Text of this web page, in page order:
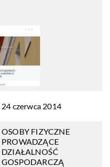
24 czerwca 2014
OSOBY FIZYCZNE
PROWADZĄCE
DZIAŁALNOŚĆ
GOSPODARCZĄ